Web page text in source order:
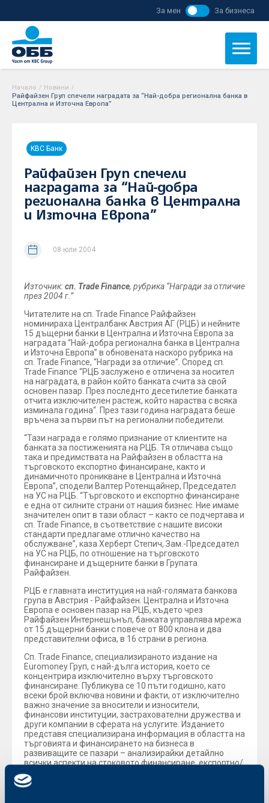
За мен За бизнеса
Начало / Новини /
Райфайзен Груп спечели наградата за “Най-добра регионална банка в
Централна и Източна Европа”
KBC Банк
Райфайзен Груп спечели
наградата за “Най-добра
регионална банка в Централна
и Източна Европа”
08 юли 2004
Източник:сп. Trade Finance, рубрика “Награди за отличие
през 2004 г.”
Читателите на сп. Trade Finance Райфайзен
номинираха Централбанк Австрия АГ (РЦБ) и нейните
15 дъщерни банки в Централна и Източна Европа за
наградата “Най-добра регионална банка в Централна
и Източна Европа” в обновената наскоро рубрика на
сп. Trade Finance, “Награди за отличие”. Според сп.
Trade Finance “РЦБ заслужено е отличена за носител
на наградата, в район който банката счита за свой
основен пазар. През последнто десетилетие банката
отчита изключителен растеж, който нараства с всяка
изминала година“. През тази година наградата беше
връчена за първи път на регионални победители.
“Тази награда е голямо признание от клиентите на
банката за постиженията на РЦБ. Тя отличава също
така и предимствата на Райфайзен в областта на
търговското експортно финансиране, както и
динамичното проникване в Централна и Източна
Европа”, сподели Валтер Ротенщайнер, Председател
на УС на РЦБ. “Търговското и експортно финансиране
е една от силните страни от нашия бизнес. Ние имаме
значителен опит в тази област – както се подчертава и
сп. Trade Finance, в съответствие с нашите високи
стандарти предлагаме отлично качество на
обслужване”, каза Херберт Степич, Зам.-Председател
на УС на РЦБ, по отношение на търговското
финансиране и дъщерните банки в Групата
Райфайзен.
РЦБ е главната институция на най-голямата банкова
група в Австрия - Райфайзен. Централна и Източна
Европа е основен пазар на РЦБ, където чрез
Райфайзен Интернешънъл, банката управлява мрежа
от 15 дъщерни банки с повече от 800 клона и два
представителни офиса, в 16 страни в региона.
Сп. Trade Finance, специализираното издание на
Euromoney Груп, с най-дълга история, което се
концентрира изключително върху търговското
финансиране. Публикува се 10 пъти годишно, като
всеки брой включва новини и факти, от изключително
важно значение за вносители и износители,
финансови институции, застрахователни дружества и
други компании в сферата на услугите. Изданието
представя специализирана информация в областта на
търговията и финансирането на бизнеса в
развиващите се пазари – анализирайки детайлно
всички аспекти на стоковото финансиране, експортно/
импортно финансиране и търговски услуги. Чрез
преките си наблюдения на сектора, сп. Trade Finance